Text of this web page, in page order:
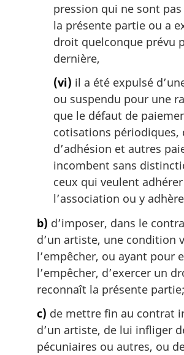
pression qui ne sont
la présente partie ou a
droit quelconque prévu
dernière,
(vi) il a été expulsé
ou suspendu pour une
que le défaut de
cotisations périodiques,
d’adhésion et autres
incombent sans
ceux qui veulent
l’association ou y
b) d’imposer, dans le
d’un artiste, une condition
l’empêcher, ou ayant pour
l’empêcher, d’exercer un
reconnaît la présente partie;
c) de mettre fin au contrat
d’un artiste, de lui infliger
pécuniaires ou autres, ou